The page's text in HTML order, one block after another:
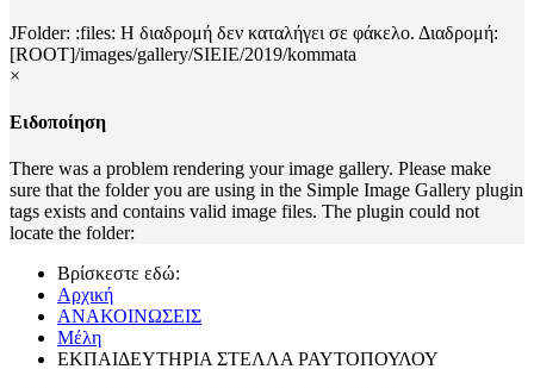
JFolder: :files: Η διαδρομή δεν καταλήγει σε φάκελο. Διαδρομή:
[ROOT]/images/gallery/SIEIE/2019/kommata
×
Ειδοποίηση
There was a problem rendering your image gallery. Please make
sure that the folder you are using in the Simple Image Gallery plugin
tags exists and contains valid image files. The plugin could not
locate the folder:
Βρίσκεστε εδώ:
Αρχική
ΑΝΑΚΟΙΝΩΣΕΙΣ
Μέλη
ΕΚΠΑΙΔΕΥΤΗΡΙΑ ΣΤΕΛΛΑ ΡΑΥΤΟΠΟΥΛΟΥ